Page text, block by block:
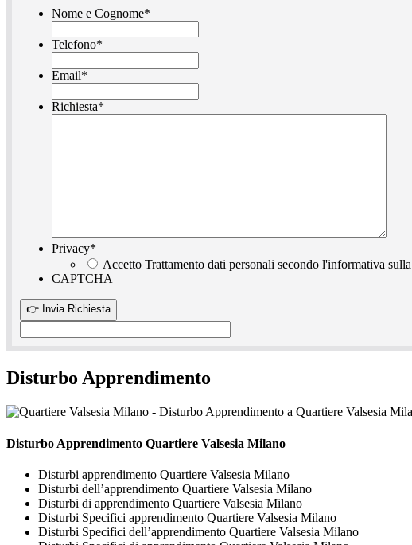
Nome e Cognome*
Telefono*
Email*
Richiesta*
Privacy*
Accetto Trattamento dati personali secondo l'informativa sulla
CAPTCHA
Disturbo Apprendimento
Disturbo Apprendimento Quartiere Valsesia Milano
Disturbi apprendimento Quartiere Valsesia Milano
Disturbi dell’apprendimento Quartiere Valsesia Milano
Disturbi di apprendimento Quartiere Valsesia Milano
Disturbi Specifici apprendimento Quartiere Valsesia Milano
Disturbi Specifici dell’apprendimento Quartiere Valsesia Milano